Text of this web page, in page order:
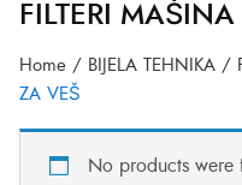
FILTERI
Home / BIJELA TEHNIKA /
ZA VEŠ
No products were